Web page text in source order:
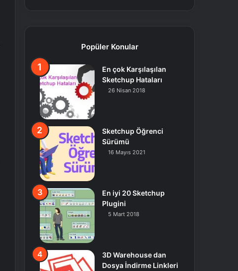
Popüler Konular
En çok Karşılaşılan
Sketchup Hataları
26 Nisan 2018
Sketchup Öğrenci
Sürümü
16 Mayıs 2021
En iyi 20 Sketchup
Plugini
5 Mart 2018
3D Warehouse dan
Dosya İndirme Linkleri